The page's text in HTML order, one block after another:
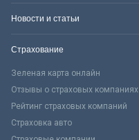
Новости и статьи
Страхование
Зеленая карта онлайн
Отзывы о страховых компаниях
Рейтинг страховых компаний
Страховка авто